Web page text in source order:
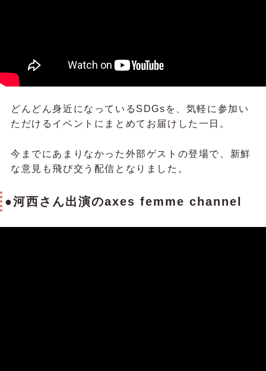
どんどん身近になっているSDGsを、気軽に参加い
ただけるイベントにまとめてお届けした一日。
今までにあまりなかった外部ゲストの登場で、新鮮
な意見も飛び交う配信となりました。
●河⻄さん出演のaxes femme channel